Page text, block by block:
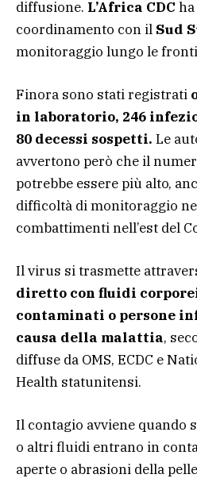
diffusione. L’Africa CDC
coordinamento con il Sud
monitoraggio lungo le
Finora sono stati registrati
in laboratorio, 246
80 decessi sospetti. Le
avvertono però che il
potrebbe essere più alto,
difficoltà di monitoraggio
combattimenti nell’est del
Il virus si trasmette
diretto con fluidi
contaminati o persone
causa della malattia,
diffuse da OMS, ECDC e
Health statunitensi.
Il contagio avviene quando
o altri fluidi entrano in
aperte o abrasioni della